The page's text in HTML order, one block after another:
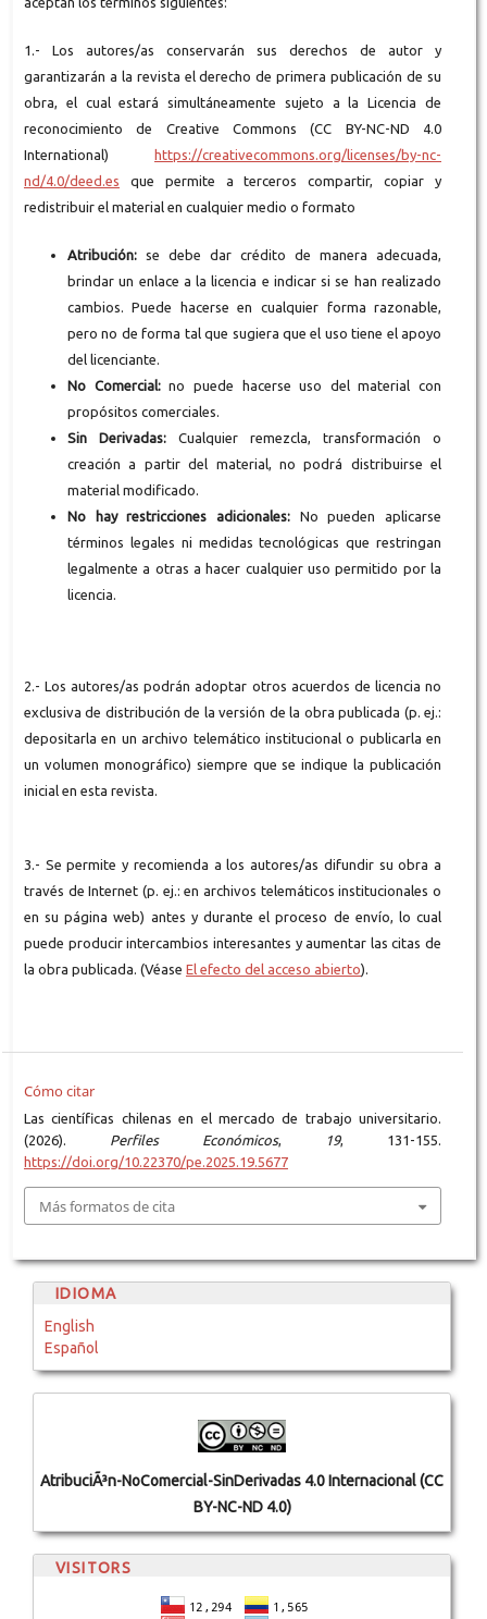
1.- Los autores/as conservarán sus derechos de autor y
garantizarán a la revista el derecho de primera publicación de su
obra, el cual estará simultáneamente sujeto a la Licencia de
reconocimiento de Creative Commons (CC BY-NC-ND 4.0
International)
https://creativecommons.org/licenses/by-nc-
nd/4.0/deed.es que permite a terceros compartir, copiar y
redistribuir el material en cualquier medio o formato
Atribución: se debe dar crédito de manera adecuada,
brindar un enlace a la licencia e indicar si se han realizado
cambios. Puede hacerse en cualquier forma razonable,
pero no de forma tal que sugiera que el uso tiene el apoyo
del licenciante.
No Comercial:no puede hacerse uso del material con
propósitos comerciales.
Sin Derivadas: Cualquier remezcla, transformación o
creación a partir del material, no podrá distribuirse el
material modificado.
No hay restricciones adicionales: No pueden aplicarse
términos legales ni medidas tecnológicas que restringan
legalmente a otras a hacer cualquier uso permitido por la
licencia.
2.- Los autores/as podrán adoptar otros acuerdos de licencia no
exclusiva de distribución de la versión de la obra publicada (p. ej.:
depositarla en un archivo telemático institucional o publicarla en
un volumen monográfico) siempre que se indique la publicación
inicial en esta revista.
3.- Se permite y recomienda a los autores/as difundir su obra a
través de Internet (p. ej.: en archivos telemáticos institucionales o
en su página web) antes y durante el proceso de envío, lo cual
puede producir intercambios interesantes y aumentar las citas de
la obra publicada. (Véase El efecto del acceso abierto).
Cómo citar
Las científicas chilenas en el mercado de trabajo universitario.
(2026). Perfiles Económicos, 19, 131-155.
https://doi.org/10.22370/pe.2025.19.5677
Más formatos de cita
IDIOMA
English
Español
AtribuciÃ³n-NoComercial-SinDerivadas 4.0 Internacional (CC
BY-NC-ND 4.0)
VISITORS